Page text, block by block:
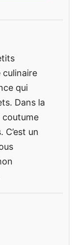
culinaire
qui
Dans la
coutume
C’est un